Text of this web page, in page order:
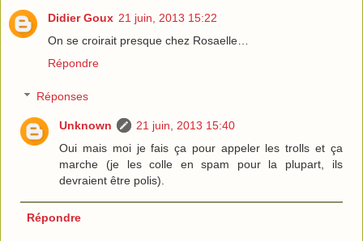
Didier Goux 21 juin, 2013 15:22
On se croirait presque chez Rosaelle…
Répondre
Réponses
Unknown
21 juin, 2013 15:40
Oui mais moi je fais ça pour appeler les trolls et ça
marche (je les colle en spam pour la plupart, ils
devraient être polis).
Répondre